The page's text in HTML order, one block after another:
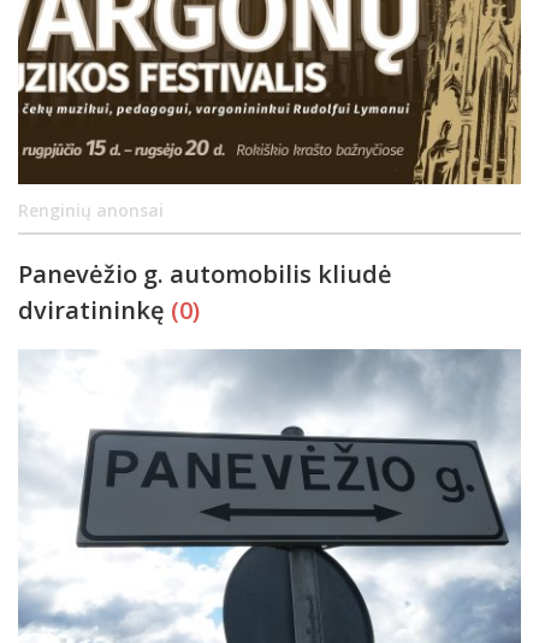
Renginių anonsai
Panevėžio g. automobilis kliudė
dviratininkę (0)